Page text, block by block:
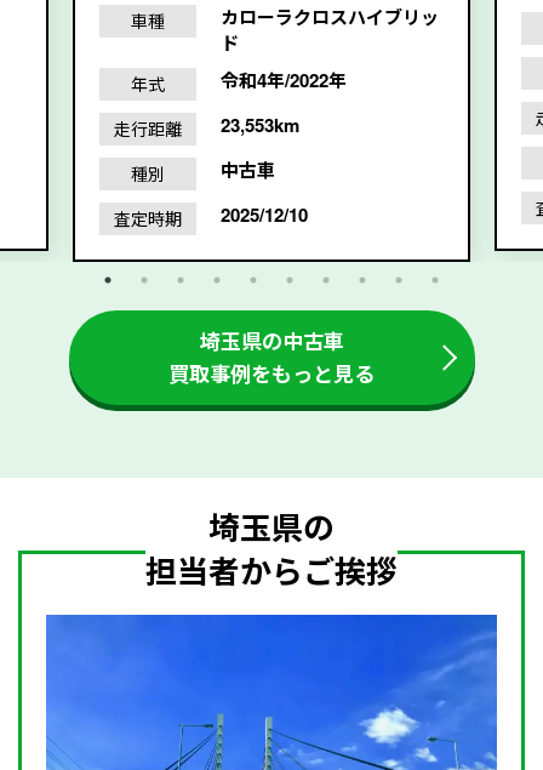
車種
カローラクロスハイブリッ
ド
年式 令和4年/2022年
走行距離 23,553km
種別 中古車
査定時期 2025/12/10
埼玉県の中古車
買取事例をもっと見る
埼玉県の
担当者からご挨拶